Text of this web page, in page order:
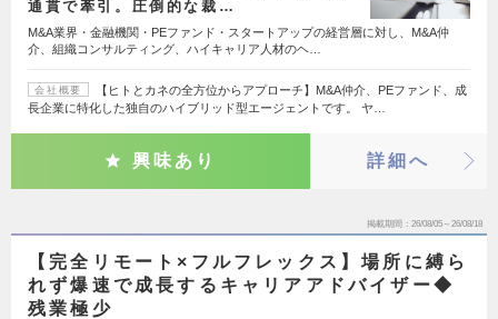
通貫で牽引。圧倒的な裁…
M&A業界・金融機関・PEファンド・スタートアップの経営層に対し、M&A仲
介、組織コンサルティング、ハイキャリア人材のヘ…
会社概要
【ヒトとカネの全方位からアプローチ】M&A仲介、PEファンド、成
長企業に特化した独自のハイブリッド型エージェントです。 ヤ…
興味あり 詳細へ
掲載期間 26/08/05～26/08/18
【完全リモート×フルフレックス】場所に縛ら
れず爆速で成長するキャリアアドバイザー◆
残業極少